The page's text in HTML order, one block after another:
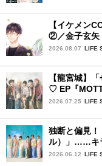
【イケメン
②／金子玄矢
せ〜」
2026.08.07 LIFE
【龍宮城】
♡ EP『
2026.07.25 LIFE
独断と偏見
ル）」……キ
プ
2026.06.12 LIFE